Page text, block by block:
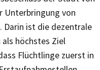
Unterbringung von
Darin ist die dezentrale
höchstes Ziel
Flüchtlinge zuerst in